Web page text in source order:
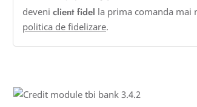
deveni client fidel la prima comanda mai
politica de fidelizare.